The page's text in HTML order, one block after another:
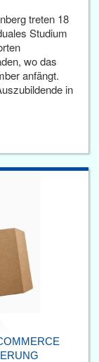
treten 18
Studium
wo das
anfängt.
in